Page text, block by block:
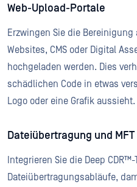
Web-Upload-Portale
Erzwingen Sie die
Websites, CMS oder Digital
hochgeladen werden. Dies
schädlichen Code in etwas
Logo oder eine Grafik aussieht.
Dateiübertragung und
Integrieren Sie die Deep
Dateiübertragungsabläufe,